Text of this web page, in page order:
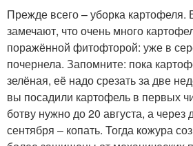
Прежде всего – уборка картофеля.
замечают, что очень много
поражённой фитофторой: уже в
почернела. Запомните: пока
зелёная, её надо срезать за две
вы посадили картофель в первых
ботву нужно до 20 августа, а через
сентября – копать. Тогда кожура